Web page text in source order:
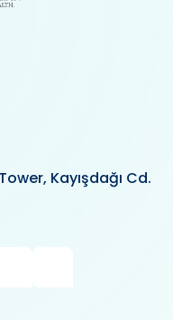
Kayışdağı Cd.